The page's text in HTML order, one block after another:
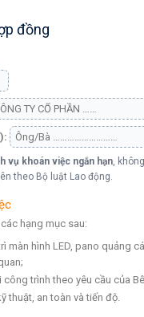
đồng
vụ khoán việc ngắn hạn ,
theo Bộ luật Lao động.
hạng mục sau:
màn hình LED, pano quảng
trình theo yêu cầu của
thuật, an toàn và tiến độ.